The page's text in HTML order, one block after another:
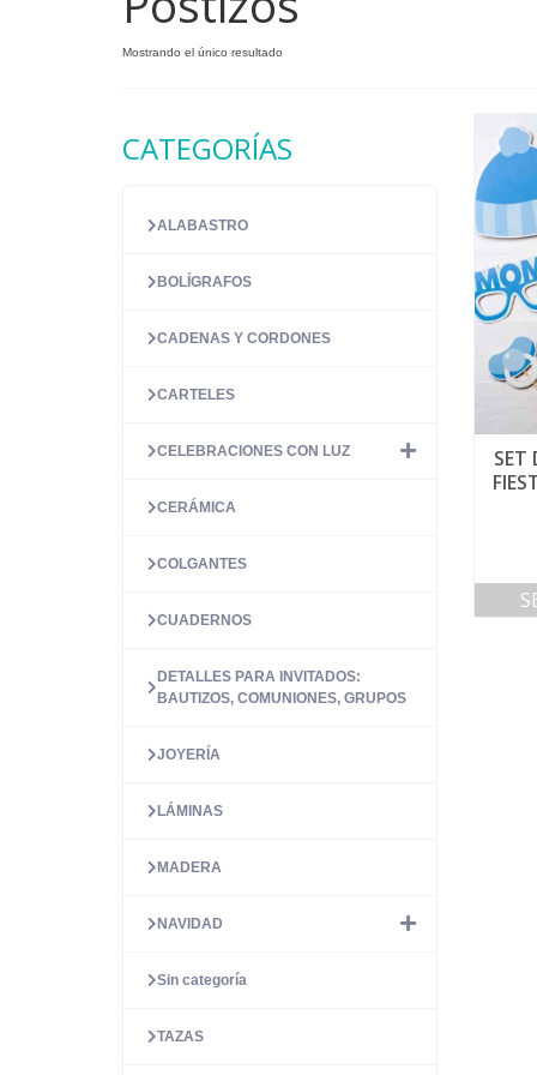
Mostrando el único resultado
SET
CATEGORÍAS
ALABASTRO
BOLÍGRAFOS
CADENAS Y CORDONES
CARTELES
CELEBRACIONES CON LUZ
CERÁMICA
COLGANTES
CUADERNOS
DETALLES PARA INVITADOS:
BAUTIZOS, COMUNIONES, GRUPOS
JOYERÍA
LÁMINAS
MADERA
NAVIDAD
Sin categoría
TAZAS